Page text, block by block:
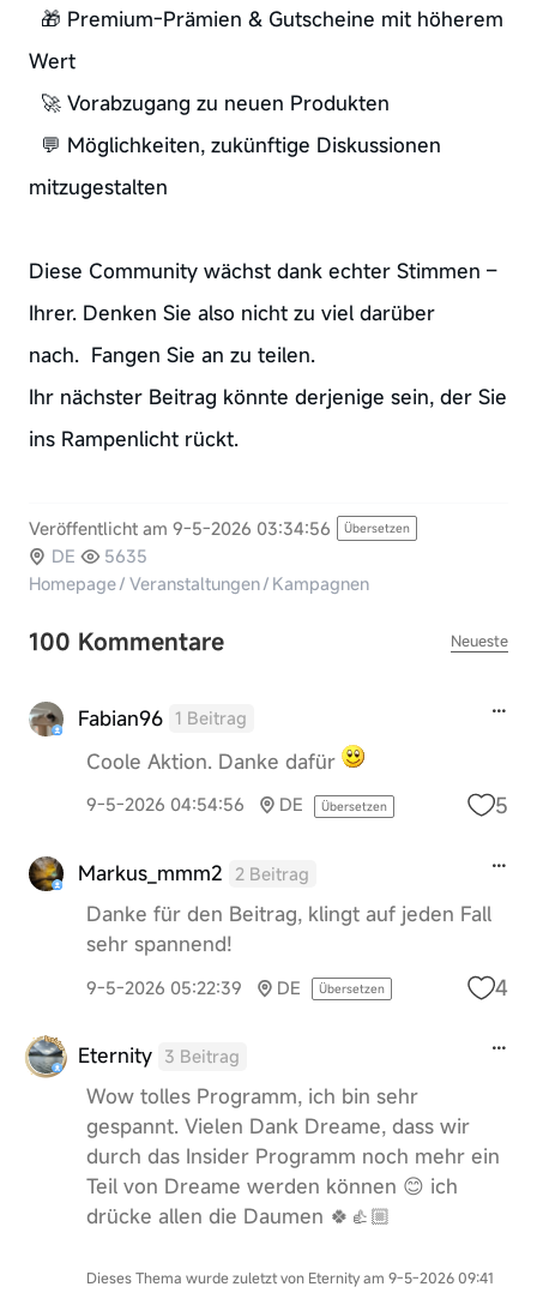
🎁 Premium-Prämien & Gutscheine mit höherem
Wert
🚀 Vorabzugang zu neuen Produkten
💬 Möglichkeiten, zukünftige Diskussionen
mitzugestalten
Diese Community wächst dank echter Stimmen –
Ihrer. Denken Sie also nicht zu viel darüber
nach. Fangen Sie an zu teilen.
Ihr nächster Beitrag könnte derjenige sein, der Sie
ins Rampenlicht rückt.
Veröffentlicht am 9-5-2026 03:34:56 Übersetzen
DE
5635
Homepage/ Veranstaltungen/ Kampagnen
100 Kommentare Neueste
Fabian96 1 Beitrag
Coole Aktion. Danke dafür
9-5-2026 04:54:56 DE Übersetzen 5
Markus_mmm2 2 Beitrag
Danke für den Beitrag, klingt auf jeden Fall
sehr spannend!
9-5-2026 05:22:39 DE Übersetzen 4
Eternity 3 Beitrag
Wow tolles Programm, ich bin sehr
gespannt. Vielen Dank Dreame, dass wir
durch das Insider Programm noch mehr ein
Teil von Dreame werden können 😊 ich
drücke allen die Daumen 🍀👍🏼
Dieses Thema wurde zuletzt von Eternity am 9-5-2026 09:41